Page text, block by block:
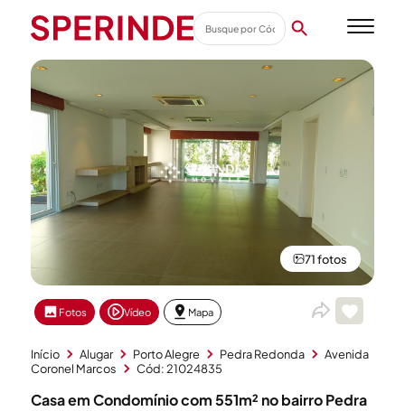
71 fotos
Fotos Vídeo Mapa
Início Alugar Porto Alegre Pedra Redonda
Avenida
Coronel Marcos
Cód: 21024835
Casa em Condomínio com 551m² no bairro Pedra